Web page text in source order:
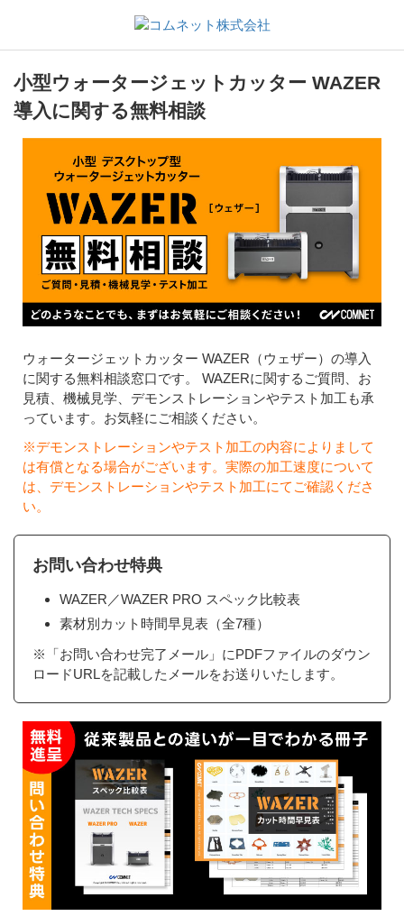
小型ウォータージェットカッター WAZER
導入に関する無料相談
ウォータージェットカッター WAZER（ウェザー）の導入
に関する無料相談窓口です。 WAZERに関するご質問、お
見積、機械見学、デモンストレーションやテスト加工も承
っています。お気軽にご相談ください。
※デモンストレーションやテスト加工の内容によりまして
は有償となる場合がございます。実際の加工速度について
は、デモンストレーションやテスト加工にてご確認くださ
い。
お問い合わせ特典
WAZER／WAZER PRO スペック比較表
素材別カット時間早見表（全7種）
※「お問い合わせ完了メール」にPDFファイルのダウン
ロードURLを記載したメールをお送りいたします。